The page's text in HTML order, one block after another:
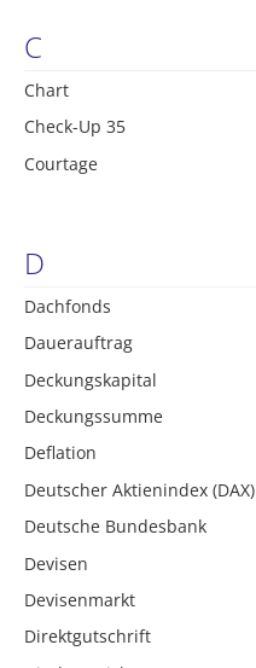
C
Chart
Check-Up 35
Courtage
D
Dachfonds
Dauerauftrag
Deckungskapital
Deckungssumme
Deflation
Deutscher Aktienindex (DAX)
Deutsche Bundesbank
Devisen
Devisenmarkt
Direktgutschrift